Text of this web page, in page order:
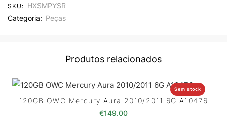
SKU: HXSMPYSR
Categoria: Peças
Produtos relacionados
Sem stock
120GB OWC Mercury Aura 2010/2011 6G A10476
€149.00